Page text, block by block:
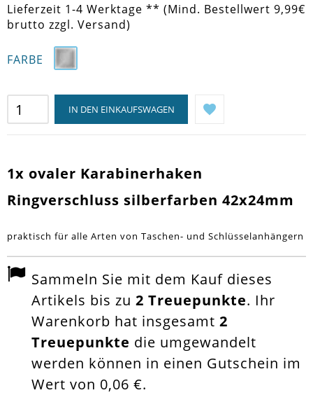
Lieferzeit 1-4 Werktage ** (Mind. Bestellwert 9,99€
brutto zzgl. Versand)
FARBE
IN DEN EINKAUFSWAGEN
1x ovaler Karabinerhaken
Ringverschluss silberfarben 42x24mm
praktisch für alle Arten von Taschen- und Schlüsselanhängern
Sammeln Sie mit dem Kauf dieses
Artikels bis zu 2 Treuepunkte. Ihr
Warenkorb hat insgesamt 2
Treuepunkte die umgewandelt
werden können in einen Gutschein im
Wert von 0,06 €.